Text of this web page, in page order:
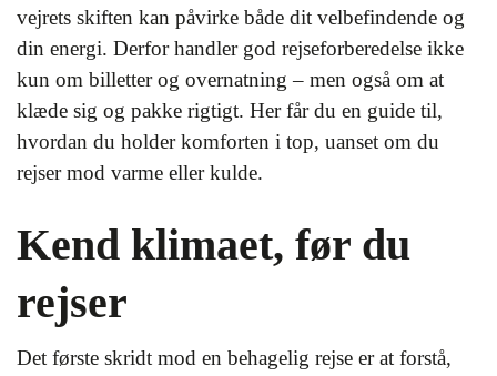
vejrets skiften kan påvirke både dit velbefindende og
din energi. Derfor handler god rejseforberedelse ikke
kun om billetter og overnatning – men også om at
klæde sig og pakke rigtigt. Her får du en guide til,
hvordan du holder komforten i top, uanset om du
rejser mod varme eller kulde.
Kend klimaet, før du
rejser
Det første skridt mod en behagelig rejse er at forstå,